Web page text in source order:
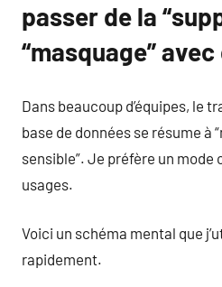
passer de la
“masquage”
Dans beaucoup d’équipes, le
base de données se résume à
sensible”. Je préfère un mode
usages.
Voici un schéma mental que
rapidement.